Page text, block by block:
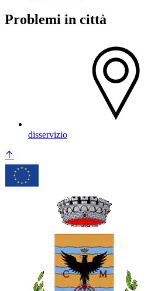
Problemi in città
disservizio